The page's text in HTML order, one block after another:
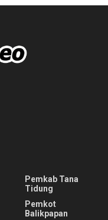
Pemkab Tana
Tidung
Pemkot
Balikpapan